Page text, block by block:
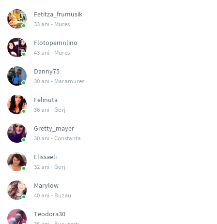
Fetitza_frumusik
33 ani - Mures
Flotopemnlino
43 ani - Mures
Danny75
30 ani - Maramures
Felinuta
36 ani -Gorj
Gretty_mayer
30 ani -Constanta
Elissaeli
32 ani -Gorj
Marylow
40 ani - Buzau
Teodora30